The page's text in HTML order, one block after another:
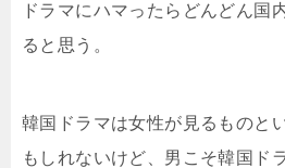
ドラマにハマったらどんどん国
ると思う。
韓国ドラマは女性が見るものと
もしれないけど、男こそ韓国ド